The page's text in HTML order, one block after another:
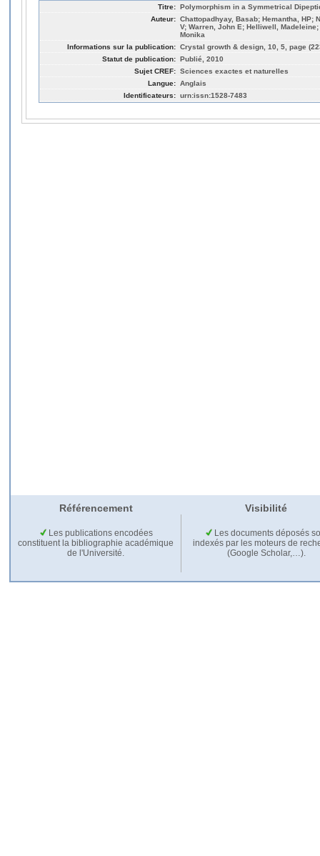
Titre: Polymorphism in a Symmetrical
Auteur: Chattopadhyay, Basab; Hemantha, HP;
V; Warren, John E; Helliwell,
Monika
Informations sur la publication: Crystal growth & design, 10, 5, page
Statut de publication: Publié, 2010
Sujet CREF: Sciences exactes et naturelles
Langue: Anglais
Identificateurs: urn:issn:1528-7483
Référencement Visibilité
Les publications encodées
constituent la bibliographie académique
de l'Université.
Les documents déposés
indexés par les moteurs de
(Google Scholar,…).